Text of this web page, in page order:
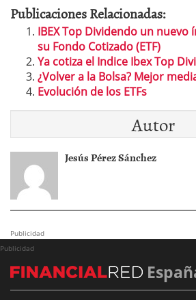
Publicaciones Relacionadas:
IBEX Top Dividendo un nuevo
su Fondo Cotizado (ETF)
Ya cotiza el Indice Ibex Top
¿Volver a la Bolsa? Mejor
Evolución de los ETFs
Autor
Jesús Pérez Sánchez
Publicidad
Publicidad